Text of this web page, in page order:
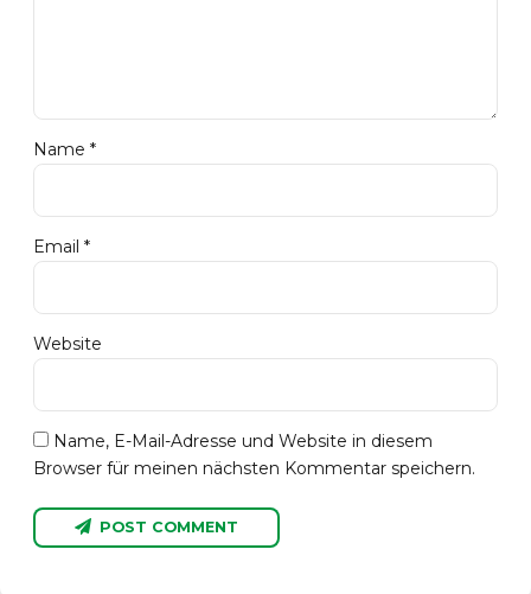
Name *
Email *
Website
Name, E-Mail-Adresse und Website in diesem
Browser für meinen nächsten Kommentar speichern.
POST COMMENT